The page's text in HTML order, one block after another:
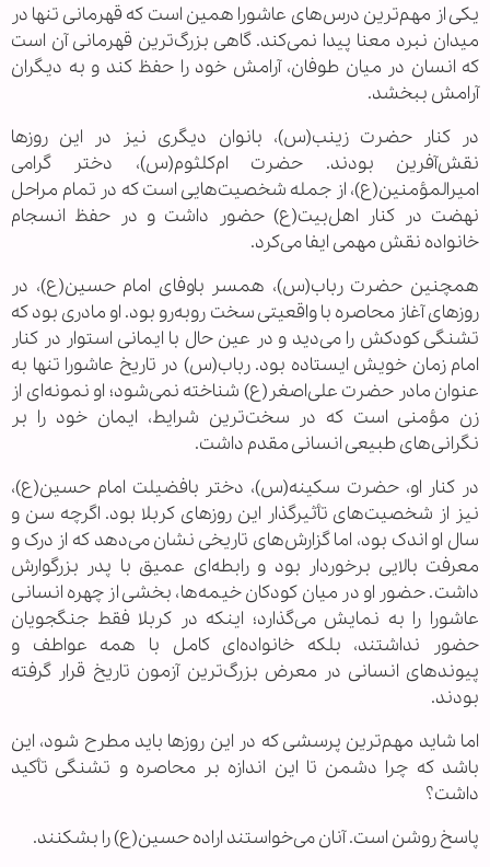
یکی از مهم‌ترین درس‌های عاشورا همین است که قهرمانی تنها در
میدان نبرد معنا پیدا نمی‌کند. گاهی بزرگ‌ترین قهرمانی آن است
که انسان در میان طوفان، آرامش خود را حفظ کند و به دیگران
آرامش ببخشد.
در کنار حضرت زینب(س)، بانوان دیگری نیز در این روزها
نقش‌آفرین بودند. حضرت ام‌کلثوم(س)، دختر گرامی
امیرالمؤمنین(ع)، از جمله شخصیت‌هایی است که در تمام مراحل
نهضت در کنار اهل‌بیت(ع) حضور داشت و در حفظ انسجام
خانواده نقش مهمی ایفا می‌کرد.
همچنین حضرت رباب(س)، همسر باوفای امام حسین(ع)، در
روزهای آغاز محاصره با واقعیتی سخت روبه‌رو بود. او مادری بود که
تشنگی کودکش را می‌دید و در عین حال با ایمانی استوار در کنار
امام زمان خویش ایستاده بود. رباب(س) در تاریخ عاشورا تنها به
عنوان مادر حضرت علی‌اصغر(ع) شناخته نمی‌شود؛ او نمونه‌ای از
زن مؤمنی است که در سخت‌ترین شرایط، ایمان خود را بر
نگرانی‌های طبیعی انسانی مقدم داشت.
در کنار او، حضرت سکینه(س)، دختر بافضیلت امام حسین(ع)،
نیز از شخصیت‌های تأثیرگذار این روزهای کربلا بود. اگرچه سن و
سال او اندک بود، اما گزارش‌های تاریخی نشان می‌دهد که از درک و
معرفت بالایی برخوردار بود و رابطه‌ای عمیق با پدر بزرگوارش
داشت. حضور او در میان کودکان خیمه‌ها، بخشی از چهره انسانی
عاشورا را به نمایش می‌گذارد؛ اینکه در کربلا فقط جنگجویان
حضور نداشتند، بلکه خانواده‌ای کامل با همه عواطف و
پیوندهای انسانی در معرض بزرگ‌ترین آزمون تاریخ قرار گرفته
بودند.
اما شاید مهم‌ترین پرسشی که در این روزها باید مطرح شود، این
باشد که چرا دشمن تا این اندازه بر محاصره و تشنگی تأکید
داشت؟
پاسخ روشن است. آنان می‌خواستند اراده حسین(ع) را بشکنند.